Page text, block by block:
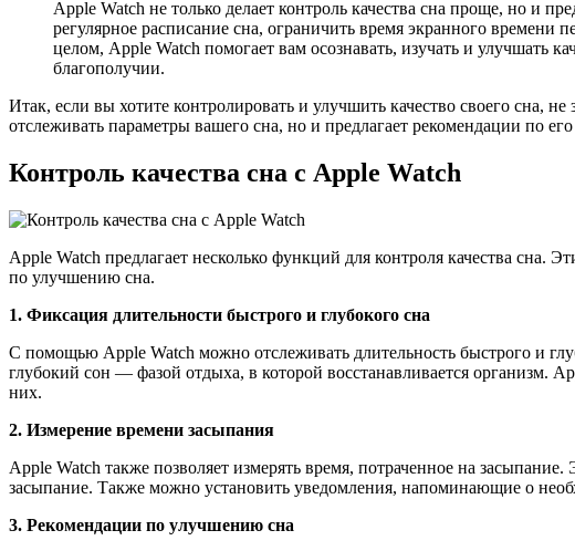
Apple Watch не только делает контроль качества сна проще, но и
регулярное расписание сна, ограничить время экранного
целом, Apple Watch помогает вам осознавать, изучать и улучшать
благополучии.
Итак, если вы хотите контролировать и улучшить качество своего сна,
отслеживать параметры вашего сна, но и предлагает рекомендации по
Контроль качества сна с Apple Watch
Apple Watch предлагает несколько функций для контроля качества сна.
по улучшению сна.
1. Фиксация длительности быстрого и глубокого сна
С помощью Apple Watch можно отслеживать длительность быстрого и
глубокий сон — фазой отдыха, в которой восстанавливается организм.
них.
2. Измерение времени засыпания
Apple Watch также позволяет измерять время, потраченное на
засыпание. Также можно установить уведомления, напоминающие о
3. Рекомендации по улучшению сна